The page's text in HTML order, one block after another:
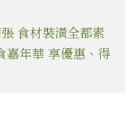
食材裝潢全都素
嘉年華 享優惠、得